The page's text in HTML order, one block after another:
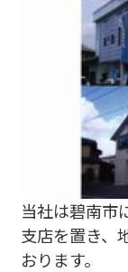
当社は碧南市
支店を置き、
おります。